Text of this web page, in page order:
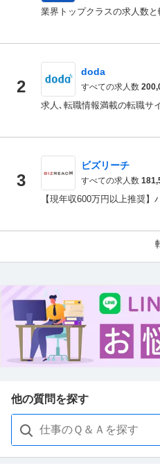
業界トップクラスの求人数と
2
doda
すべての求人数
求人､転職情報満載の転職サ
3
ビズリーチ
すべての求人数
【現年収600万円以上推奨】
他の質問を探す